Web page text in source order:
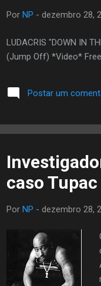
Por NP - dezembro 28,
LUDACRIS "DOWN IN
(Jump Off) *Video*
Postar um
caso
Por NP - dezembro 28,